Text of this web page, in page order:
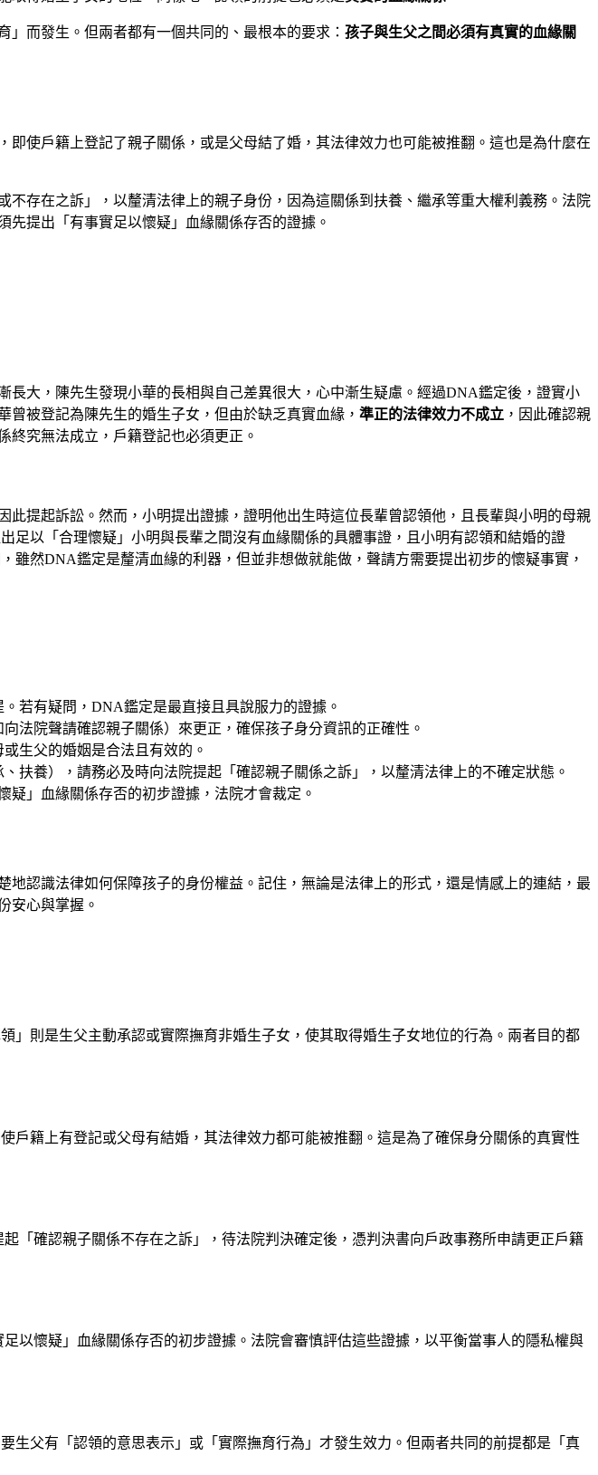
而發生。但兩者都有一個共同的、最根本的要求： 孩子與生父之間必須有真實的血緣關
使戶籍上登記了親子關係，或是父母結了婚，其法律效力也可能被推翻。這也是為什麼在
存在之訴」，以釐清法律上的親子身份，因為這關係到扶養、繼承等重大權利義務。法院
提出「有事實足以懷疑」血緣關係存否的證據。
大，陳先生發現小華的長相與自己差異很大，心中漸生疑慮。經過DNA鑑定後，證實小
被登記為陳先生的婚生子女，但由於缺乏真實血緣， 準正的法律效力不成立 ，因此確認親
終究無法成立，戶籍登記也必須更正。
提起訴訟。然而，小明提出證據，證明他出生時這位長輩曾認領他，且長輩與小明的母親
以「合理懷疑」小明與長輩之間沒有血緣關係的具體事證，且小明有認領和結婚的證
然DNA鑑定是釐清血緣的利器，但並非想做就能做，聲請方需要提出初步的懷疑事實，
若有疑問，DNA鑑定是最直接且具說服力的證據。
法院聲請確認親子關係）來更正，確保孩子身分資訊的正確性。
生父的婚姻是合法且有效的。
扶養），請務必及時向法院提起「確認親子關係之訴」，以釐清法律上的不確定狀態。
疑」血緣關係存否的初步證據，法院才會裁定。
認識法律如何保障孩子的身份權益。記住，無論是法律上的形式，還是情感上的連結，最
安心與掌握。
」則是生父主動承認或實際撫育非婚生子女，使其取得婚生子女地位的行為。兩者目的都
籍上有登記或父母有結婚，其法律效力都可能被推翻。這是為了確保身分關係的真實性
「確認親子關係不存在之訴」，待法院判決確定後，憑判決書向戶政事務所申請更正戶籍
以懷疑」血緣關係存否的初步證據。法院會審慎評估這些證據，以平衡當事人的隱私權與
生父有「認領的意思表示」或「實際撫育行為」才發生效力。但兩者共同的前提都是「真